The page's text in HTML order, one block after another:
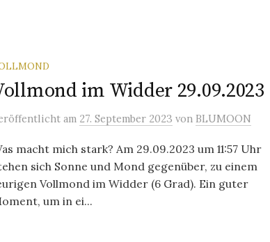
im Widder 29.09.2023
am 27. September 2023 von BLUMOON
macht mich stark? Am 29.09.2023 um 11:57 Uhr
sich Sonne und Mond gegenüber, zu einem
Vollmond im Widder (6 Grad). Ein guter
um in ei...